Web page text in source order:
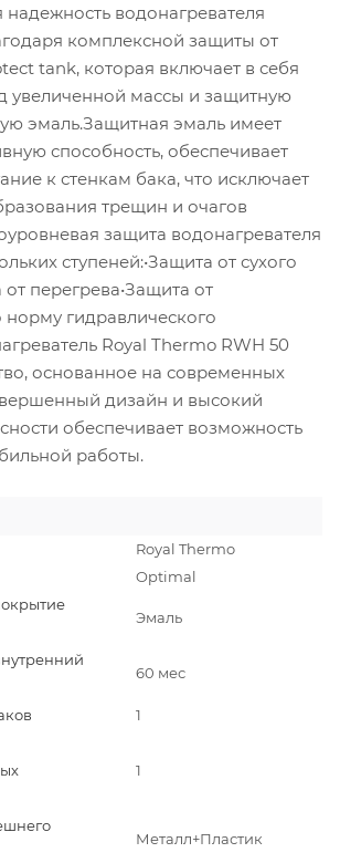
водонагревателя
комплексной защиты от
tank, которая включает в себя
увеличенной массы и защитную
эмаль.Защитная эмаль имеет
способность, обеспечивает
к стенкам бака, что исключает
трещин и очагов
защита водонагревателя
ступеней:•Защита от сухого
от перегрева•Защита от
гидравлического
Royal Thermo RWH 50
основанное на современных
дизайн и высокий
обеспечивает возможность
работы.
Royal Thermo
Optimal
Эмаль
60 мес
1
1
Металл+Пластик